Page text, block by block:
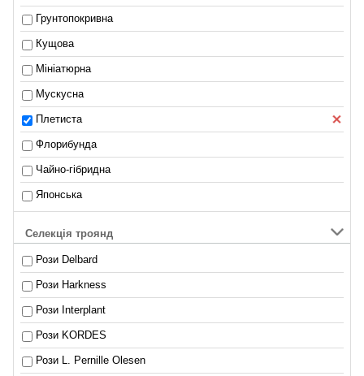
Грунтопокривна
Кущова
Мініатюрна
Мускусна
Плетиста
Флорибунда
Чайно-гібридна
Японська
Селекція троянд
Рози Delbard
Рози Harkness
Рози Interplant
Рози KORDES
Рози L. Pernille Olesen